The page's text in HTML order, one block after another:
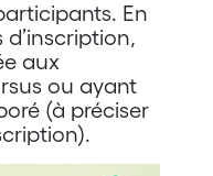
En
aux
ou ayant
(à préciser